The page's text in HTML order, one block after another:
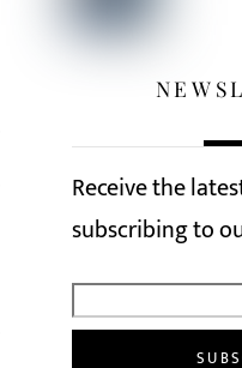
Receive the
subscribing to